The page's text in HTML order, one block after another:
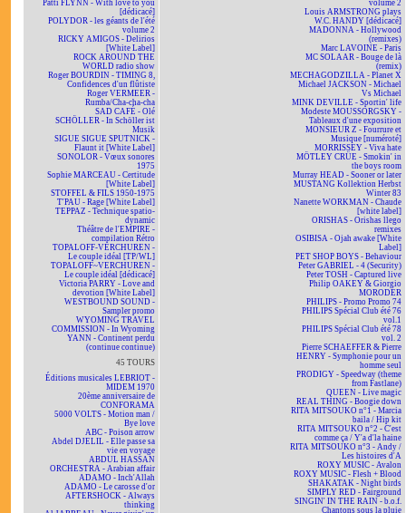
Patti FLYNN - With love to you
[dédicacé]
POLYDOR - les géants de l'été
volume 2
RICKY AMIGOS - Delirios
[White Label]
ROCK AROUND THE
WORLD radio show
Roger BOURDIN - TIMING 8,
Confidences d'un flûtiste
Roger VERMEER -
Rumba/Cha-cha-cha
SAD CAFÉ - Olé
SCHÖLLER - In Schöller ist
Musik
SIGUE SIGUE SPUTNICK -
Flaunt it [White Label]
SONOLOR - Vœux sonores
1975
Sophie MARCEAU - Certitude
[White Label]
STOFFEL & FILS 1950-1975
T'PAU - Rage [White Label]
TEPPAZ - Technique spatio-
dynamic
Théâtre de l'EMPIRE -
compilation Rétro
TOPALOFF-VERCHUREN -
Le couple idéal [TP/WL]
TOPALOFF~VERCHUREN -
Le couple idéal [dédicacé]
Victoria PARRY - Love and
devotion [White Label]
WESTBOUND SOUND -
Sampler promo
WYOMING TRAVEL
COMMISSION - In Wyoming
YANN - Continent perdu
(continue continue)
45 TOURS
Éditions musicales LEBRIOT -
MIDEM 1970
20ème anniversaire de
CONFORAMA
5000 VOLTS - Motion man /
Bye love
ABC - Poison arrow
Abdel DJELIL - Elle passe sa
vie en voyage
ABDUL HASSAN
ORCHESTRA - Arabian affair
ADAMO - Inch'Allah
ADAMO - Le carosse d'or
AFTERSHOCK - Always
thinking
volume 2
Louis ARMSTRONG plays
W.C. HANDY [dédicacé]
MADONNA - Hollywood
(remixes)
Marc LAVOINE - Paris
MC SOLAAR - Bouge de là
(remix)
MECHAGODZILLA - Planet X
Michael JACKSON - Michael
Vs Michael
MINK DEVILLE - Sportin' life
Modeste MOUSSORGSKY -
Tableaux d'une exposition
MONSIEUR Z - Fourrure et
Musique [numéroté]
MORRISSEY - Viva hate
MÖTLEY CRÜE - Smokin' in
the boys room
Murray HEAD - Sooner or later
MUSTANG Kollektion Herbst
Winter 83
Nanette WORKMAN - Chaude
[white label]
ORISHAS - Orishas llego
remixes
OSIBISA - Ojah awake [White
Label]
PET SHOP BOYS - Behaviour
Peter GABRIEL - 4 (Security)
Peter TOSH - Captured live
Philip OAKEY & Giorgio
MORODER
PHILIPS - Promo Promo 74
PHILIPS Spécial Club été 76
vol.1
PHILIPS Spécial Club été 78
vol. 2
Pierre SCHAEFFER & Pierre
HENRY - Symphonie pour un
homme seul
PRODIGY - Speedway (theme
from Fastlane)
QUEEN - Live magic
REAL THING - Boogie down
RITA MITSOUKO n°1 - Marcia
baila / Hip kit
RITA MITSOUKO n°2 - C'est
comme ça / Y'a d'la haine
RITA MITSOUKO n°3 - Andy /
Les histoires d'A
ROXY MUSIC - Avalon
ROXY MUSIC - Flesh + Blood
SHAKATAK - Night birds
SIMPLY RED - Fairground
SINGIN' IN THE RAIN - b.o.f.
Chantons sous la pluie